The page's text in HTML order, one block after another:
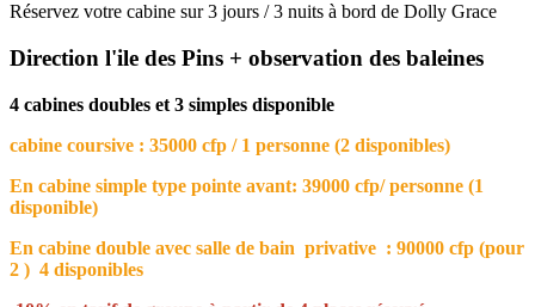
Réservez votre cabine sur 3 jours / 3 nuits à bord de Dolly Grace
Direction l'ile des Pins + observation des baleines
4 cabines doubles et 3 simples disponible
cabine coursive : 35000 cfp / 1 personne (2 disponibles)
En cabine simple type pointe avant: 39000 cfp/ personne (1
disponible)
En cabine double avec salle de bain privative : 90000 cfp (pour
2 ) 4 disponibles